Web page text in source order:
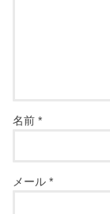
名前*
メール*